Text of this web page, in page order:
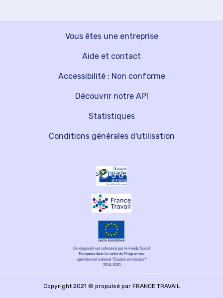
Vous êtes une entreprise
Découvrir notre API
Aide et contact
Statistiques
Accessibilité : Non conforme
Conditions générales d'utilisation
Ce dispositif est cofinancé par le Fonds Social
Européen dans le cadre du Programme
opérationnel national "Emploi et inclusion"
2014-2020
Copyright 2021 © propulsé par FRANCE TRAVAIL